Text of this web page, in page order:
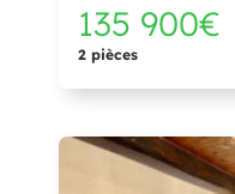
135 900€
2 pièces